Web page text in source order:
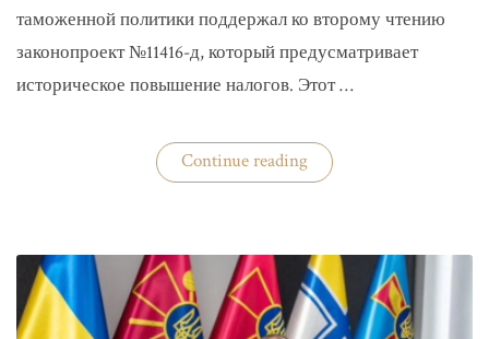
таможенной политики поддержал ко второму чтению
законопроект №11416-д, который предусматривает
историческое повышение налогов. Этот …
Continue reading«Комитет
ВР
налогов»